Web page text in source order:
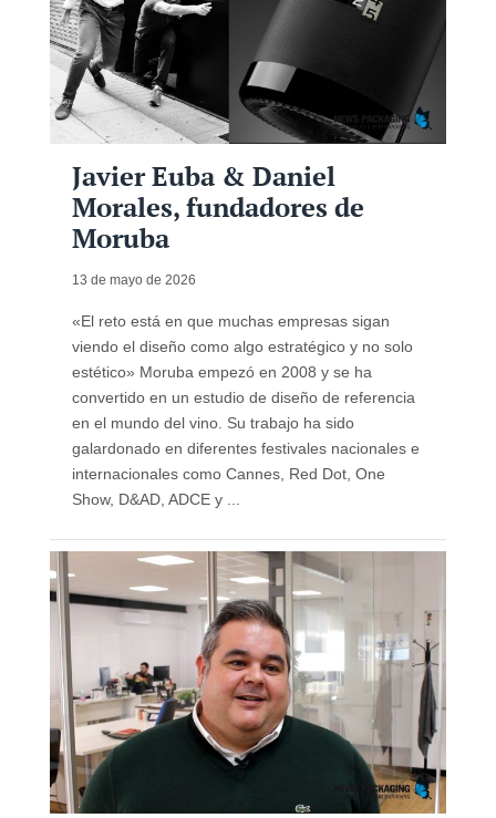
Javier Euba & Daniel
Morales, fundadores de
Moruba
13 de mayo de 2026
«El reto está en que muchas empresas sigan
viendo el diseño como algo estratégico y no solo
estético» Moruba empezó en 2008 y se ha
convertido en un estudio de diseño de referencia
en el mundo del vino. Su trabajo ha sido
galardonado en diferentes festivales nacionales e
internacionales como Cannes, Red Dot, One
Show, D&AD, ADCE y ...